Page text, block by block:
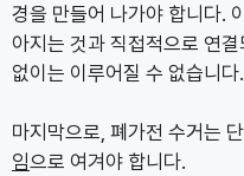
경을 만들어 나가야 합니다.
아지는 것과 직접적으로 연
없이는 이루어질 수 없습니다.
마지막으로, 폐가전 수거는
임으로 여겨야 합니다.